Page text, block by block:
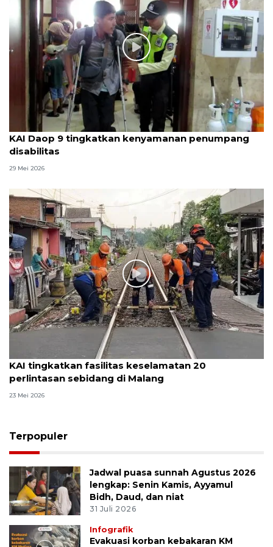
KAI Daop 9 tingkatkan kenyamanan penumpang
disabilitas
29 Mei 2026
KAI tingkatkan fasilitas keselamatan 20
perlintasan sebidang di Malang
23 Mei 2026
Terpopuler
Jadwal puasa sunnah Agustus 2026
lengkap: Senin Kamis, Ayyamul
Bidh, Daud, dan niat
31 Juli 2026
Infografik
Evakuasi korban kebakaran KM